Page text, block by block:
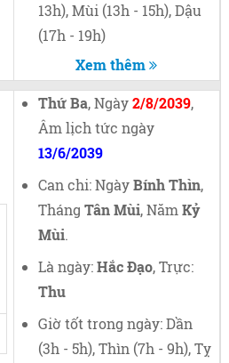
13h), Mùi (13h - 15h), Dậu
(17h - 19h)
Xem thêm
Thứ Ba, Ngày2/8/2039,
Âm lịch tức ngày
13/6/2039
Can chi: NgàyBính Thìn,
Tháng Tân Mùi, Năm Kỷ
Mùi.
Là ngày:Hắc Đạo, Trực:
Thu
Giờ tốt trong ngày: Dần
(3h - 5h), Thìn (7h - 9h), Tỵ